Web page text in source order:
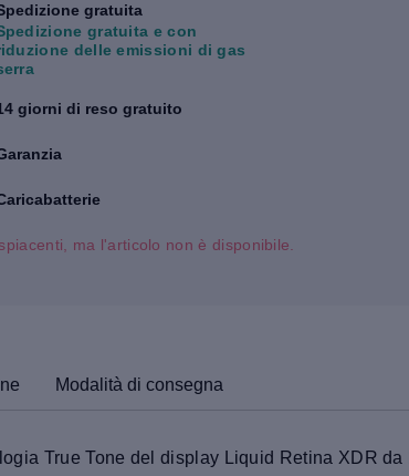
gratuita
gratuita e con
delle emissioni di gas
giorni di reso gratuito
ma l'articolo non è disponibile.
Modalità di consegna
True Tone del display Liquid Retina XDR